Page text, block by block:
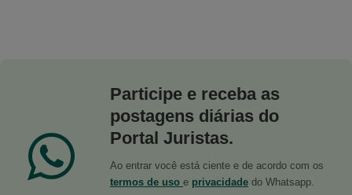
Participe e receba as
postagens diárias do
Portal Juristas.
Ao entrar você está ciente e de acordo com os
termos de uso e privacidade do Whatsapp.